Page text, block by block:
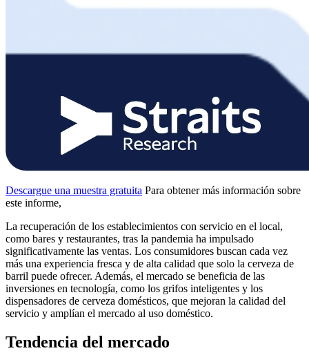
Descargue una muestra gratuita Para obtener más información sobre
este informe,
La recuperación de los establecimientos con servicio en el local,
como bares y restaurantes, tras la pandemia ha impulsado
significativamente las ventas. Los consumidores buscan cada vez
más una experiencia fresca y de alta calidad que solo la cerveza de
barril puede ofrecer. Además, el mercado se beneficia de las
inversiones en tecnología, como los grifos inteligentes y los
dispensadores de cerveza domésticos, que mejoran la calidad del
servicio y amplían el mercado al uso doméstico.
Tendencia del mercado